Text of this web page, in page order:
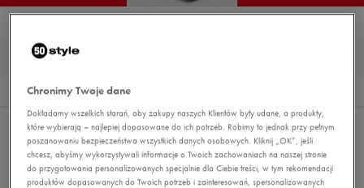
0
Wyników
Sortuj:
REKOMENDOWANE
FILTRUJ
Pokaż
60
z 0
Chronimy Twoje dane
Dokładamy wszelkich starań, aby zakupy naszych Klientów były udane, a produkty,
które wybierają – najlepiej dopasowane do ich potrzeb. Robimy to jednak przy pełnym
poszanowaniu bezpieczeństwa wszystkich danych osobowych. Kliknij „OK”, jeśli
chcesz, abyśmy wykorzystywali informacje o Twoich zachowaniach na naszej stronie
do przygotowania personalizowanych specjalnie dla Ciebie treści, w tym rekomendacji
produktów dopasowanych do Twoich potrzeb i zainteresowań, spersonalizowanych